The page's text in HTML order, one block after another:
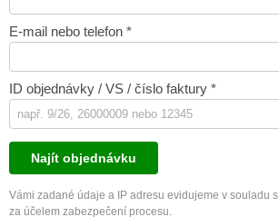
E-mail nebo telefon *
ID objednávky / VS / číslo faktury *
Najít objednávku
Vámi zadané údaje a IP adresu evidujeme v souladu s
za účelem zabezpečení procesu.